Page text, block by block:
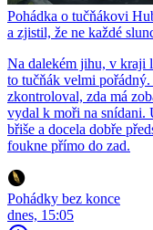
Pohádka o tučňákovi
a zjistil, že ne každé
Na dalekém jihu, v kraji
to tučňák velmi
zkontroloval, zda má
vydal k moři na snídani.
břiše a docela dobře
foukne přímo do zad.
Pohádky bez konce
dnes, 15:05